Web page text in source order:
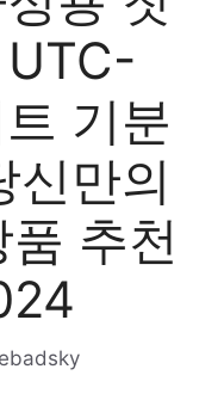
기분
신만의
추천